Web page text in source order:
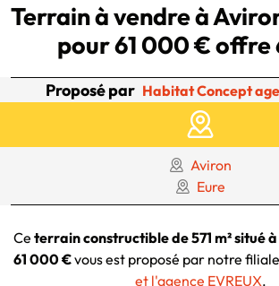
Terrain à vendre à
pour 61 000 € offre
Proposé par Habitat Concept
Aviron
Eure
Ce terrain constructible de 571 m² situé
61 000 €vous est proposé par notre filiale
et l'agence EVREUX.